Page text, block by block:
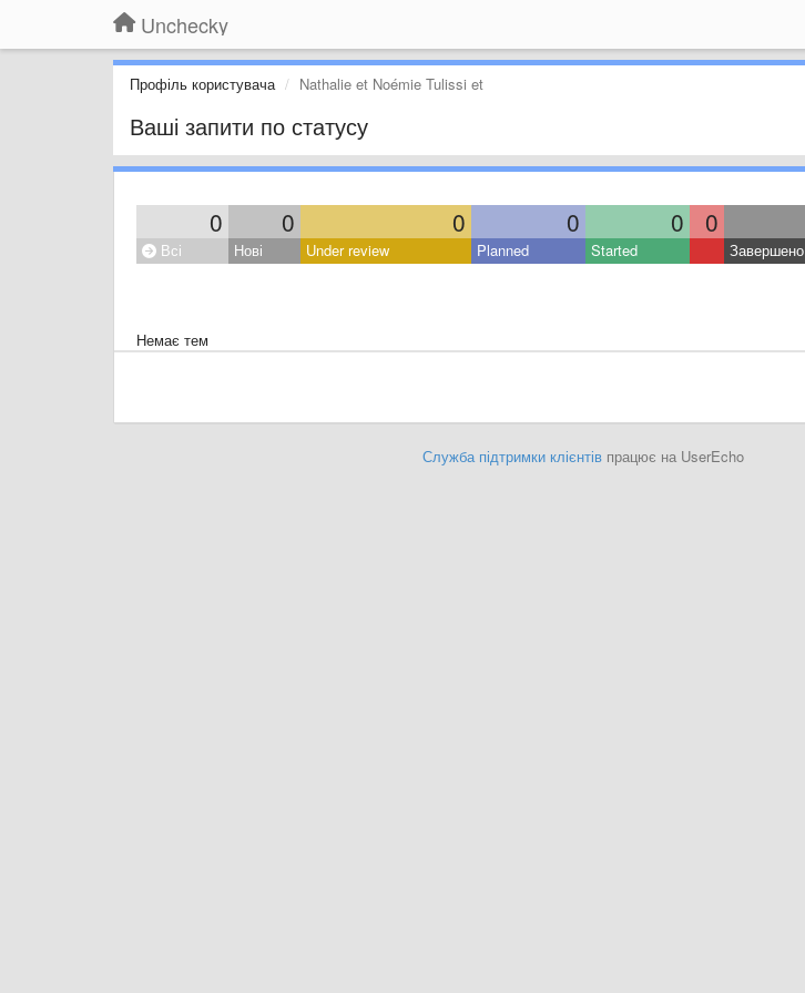
Unchecky
Профіль користувача Nathalie et Noémie Tulissi et
Ваші запити по статусу
0 0 0 0 0 0
Всі Нові Under review Planned Started Завершено
Немає тем
Служба підтримки клієнтівпрацює на UserEcho